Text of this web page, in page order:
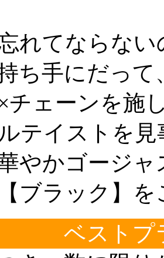
れてならな
ち手にだっ
チェーンを施
テイストを
やかゴージ
ブラック】を
ベストプ